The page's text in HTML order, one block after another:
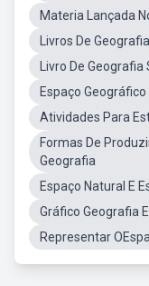
Materia Lançada
Livros De
Livro De
Espaço
Atividades Para
Formas De
Geografia
Espaço Natural E
Gráfico Geografia
Representar